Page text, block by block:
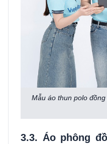
Mẫu áo thun polo
3.3. Áo phông